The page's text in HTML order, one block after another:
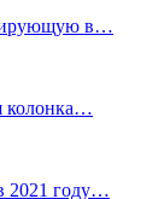
в…
колонка…
2021 году…